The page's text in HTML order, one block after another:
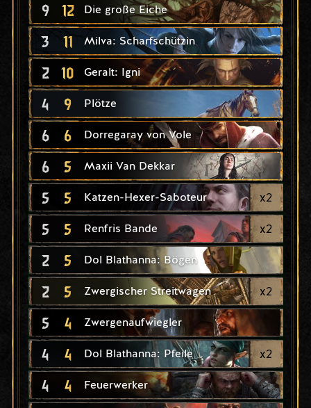
9 12 Die große Eiche
3 11 Milva: Scharfschützin
2 10 Geralt: Igni
4 9 Plötze
6 6 Dorregaray von Vole
6 5 Maxii Van Dekkar
5 5 Katzen-Hexer-Saboteur x2
5 5 Renfris Bande x2
2 5 Dol Blathanna: Bögen
2 5 Zwergischer Streitwagen x2
5 4 Zwergenaufwiegler
4 4 Dol Blathanna: Pfeile x2
4 4 Feuerwerker